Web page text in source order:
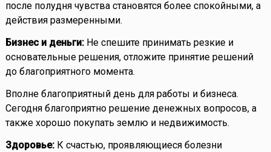
после полудня чувства становятся более спокойными, а
действия размеренными.
Бизнес и деньги:Не спешите принимать резкие и
основательные решения, отложите принятие решений
до благоприятного момента.
Вполне благоприятный день для работы и бизнеса.
Сегодня благоприятно решение денежных вопросов, а
также хорошо покупать землю и недвижимость.
Здоровье:К счастью, проявляющиеся болезни